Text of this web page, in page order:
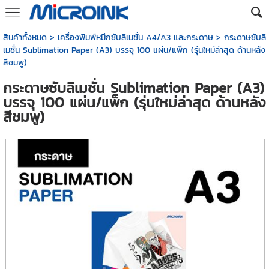
สินค้าทั้งหมด> เครื่องพิมพ์หมึกซับลิเมชั่น A4/A3 และกระดาษ> กระดาษซับลิ
เมชั่น Sublimation Paper (A3) บรรจุ 100 แผ่น/แพ็ก (รุ่นใหม่ล่าสุด ด้านหลัง
สีชมพู)
กระดาษซับลิเมชั่น Sublimation Paper (A3)
บรรจุ 100 แผ่น/แพ็ก (รุ่นใหม่ล่าสุด ด้านหลัง
สีชมพู)